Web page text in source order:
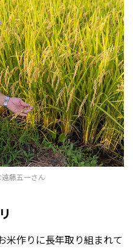
藤五一さん
米作りに長年取り組まれて